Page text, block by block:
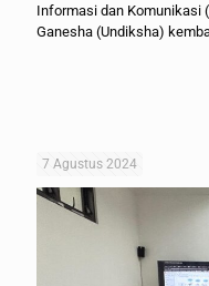
Informasi dan Komunikasi
Ganesha (Undiksha)
7 Agustus 2024